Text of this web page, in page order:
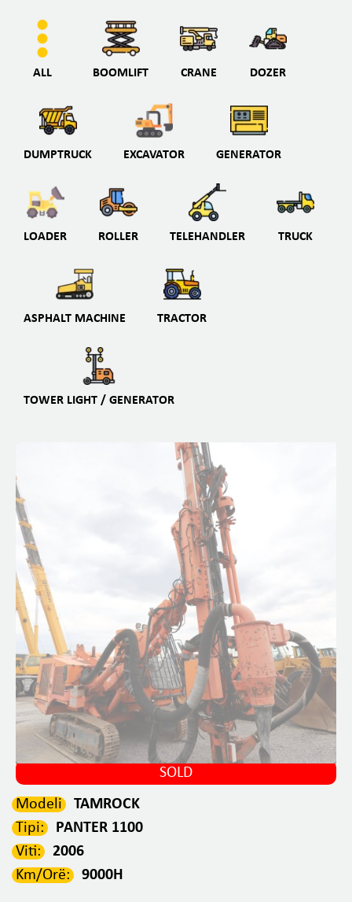
ALL BOOMLIFT CRANE DOZER
DUMPTRUCK EXCAVATOR GENERATOR
LOADER ROLLER TELEHANDLER TRUCK
ASPHALT MACHINE TRACTOR
TOWER LIGHT / GENERATOR
SOLD
Modeli
TAMROCK
Tipi:
PANTER 1100
Viti:
2006
Km/Orë:
9000H